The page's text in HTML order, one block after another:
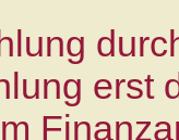
erst